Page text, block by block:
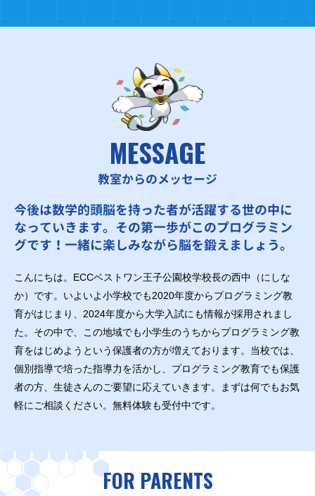
MESSAGE
教室からのメッセージ
今後は数学的頭脳を持った者が活躍する世の中に
なっていきます。その第一歩がこのプログラミン
グです！一緒に楽しみながら脳を鍛えましょう。
こんにちは。ECCベストワン王子公園校学校長の西中（にしな
か）です。いよいよ小学校でも2020年度からプログラミング教
育がはじまり、2024年度から大学入試にも情報が採用されまし
た。その中で、この地域でも小学生のうちからプログラミング教
育をはじめようという保護者の方が増えております。当校では、
個別指導で培った指導力を活かし、プログラミング教育でも保護
者の方、生徒さんのご要望に応えていきます。まずは何でもお気
軽にご相談ください。無料体験も受付中です。
FOR PARENTS